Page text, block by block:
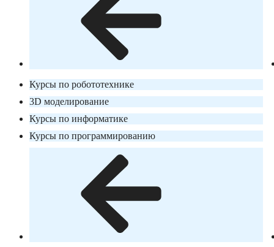
Курсы по робототехнике
3D моделирование
Курсы по информатике
Курсы по программированию